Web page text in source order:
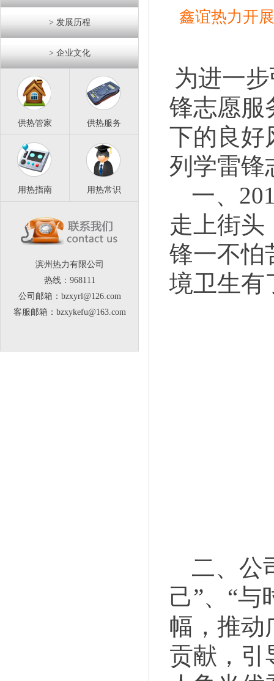
> 发展历程
> 企业文化
供热管家 供热服务
用热指南 用热常识
滨州热力有限公司
热线：968111
公司邮箱：bzxyrl@126.com
客服邮箱：bzxykefu@163.com
鑫谊热力开
为进一
锋志愿服
下的良好
列学雷锋
一、
走上街头
锋一不怕
境卫生有
二、公
己”、“
幅，推动
贡献，引